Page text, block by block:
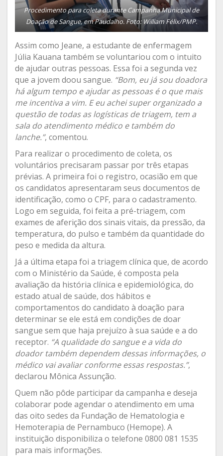
Procedimento para coleta durante Campanha Municipal de
Doação de Sangue, em Paudalho. Foto: William Félix/PMP.
Assim como Jeane, a estudante de enfermagem
Júlia Kauana também se voluntariou com o intuito
de ajudar outras pessoas. Essa foi a segunda vez
que a jovem doou sangue. “Bom, eu já sou doadora
há algum tempo e ajudar as pessoas é o que mais
me incentiva a vim. E eu achei super organizado a
questão de todas as logísticas de triagem, tem a
sala do atendimento médico e também do
lanche.”, comentou.
Para realizar o procedimento de coleta, os
voluntários precisaram passar por três etapas
prévias. A primeira foi o registro, ocasião em que
os candidatos apresentaram seus documentos de
identificação, como o CPF, para o cadastramento.
Logo em seguida, foi feita a pré-triagem, com
exames de aferição dos sinais vitais, da pressão, da
temperatura, do pulso e também da quantidade do
peso e medida da altura.
Já a última etapa foi a triagem clínica que, de acordo
com o Ministério da Saúde, é composta pela
avaliação da história clínica e epidemiológica, do
estado atual de saúde, dos hábitos e
comportamentos do candidato à doação para
determinar se ele está em condições de doar
sangue sem que haja prejuízo à sua saúde e a do
receptor. “A qualidade do sangue e a vida do
doador também dependem dessas informações, o
médico vai avaliar conforme essas respostas.”,
declarou Mônica Assunção.
Quem não pôde participar da campanha e deseja
colaborar pode agendar o atendimento em uma
das oito sedes da Fundação de Hematologia e
Hemoterapia de Pernambuco (Hemope). A
instituição disponibiliza o telefone 0800 081 1535
para mais informações.